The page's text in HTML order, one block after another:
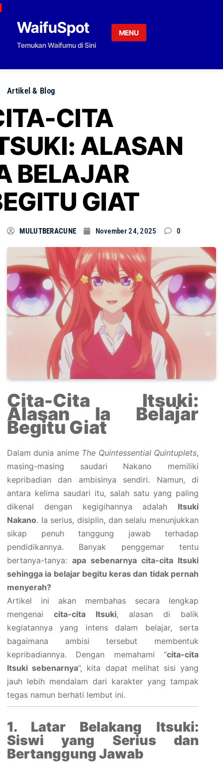
Skip to content
WaifuSpot
Temukan Waifumu di Sini
MENU
Artikel & Blog
CITA
ALASAN
BELAJAR
GIAT
MULUTBERACUNE November 24, 2025 0
Cita-Cita Itsuki:
Alasan Ia Belajar
Begitu Giat
Dalam dunia anime The Quintessential Quintuplets,
masing-masing saudari Nakano memiliki
kepribadian dan ambisinya sendiri. Namun, di
antara kelima saudari itu, salah satu yang paling
dikenal dengan kegigihannya adalah Itsuki
Nakano. Ia serius, disiplin, dan selalu menunjukkan
sikap penuh tanggung jawab terhadap
pendidikannya. Banyak penggemar tentu
bertanya-tanya: apa sebenarnya cita-cita Itsuki
sehingga ia belajar begitu keras dan tidak pernah
menyerah?
Artikel ini akan membahas secara lengkap
mengenai cita-cita Itsuki, alasan di balik
kegiatannya yang intens dalam belajar, serta
bagaimana ambisi tersebut membentuk
kepribadiannya. Dengan memahami “cita-cita
Itsuki sebenarnya”, kita dapat melihat sisi yang
jauh lebih mendalam dari karakter yang tampak
tegas namun berhati lembut ini.
1. Latar Belakang Itsuki:
Siswi yang Serius dan
Bertanggung Jawab